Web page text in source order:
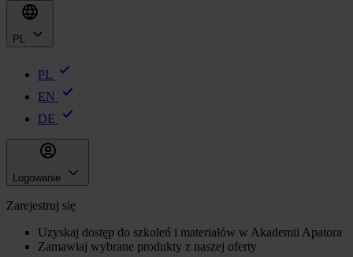
PL
PL
EN
DE
Logowanie
Zarejestruj się
Uzyskaj dostęp do szkoleń i materiałów w Akademii Apatora
Zamawiaj wybrane produkty z naszej oferty